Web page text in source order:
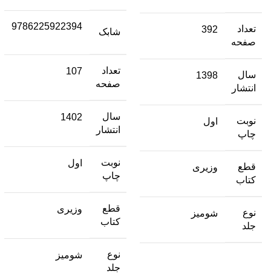
تعداد
صفحه
392
سال
انتشار
1398
نوبت
چاپ
اول
قطع
کتاب
وزیری
نوع
جلد
شومیز
شابک
9786225922394
تعداد
صفحه
107
سال
انتشار
1402
نوبت
چاپ
اول
قطع
کتاب
وزیری
نوع
جلد
شومیز